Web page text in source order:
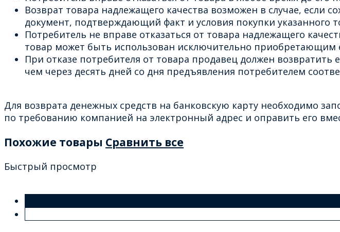
Возврат товара надлежащего качества возможен в случае, если
документ, подтверждающий факт и условия покупки указанного
Потребитель не вправе отказаться от товара надлежащего
товар может быть использован исключительно приобретающим
При отказе потребителя от товара продавец должен
чем через десять дней со дня предъявления потребителем
Для возврата денежных средств на банковскую карту необходимо
по требованию компанией на электронный адрес и оправить его
Похожие товары Сравнить все
Быстрый просмотр